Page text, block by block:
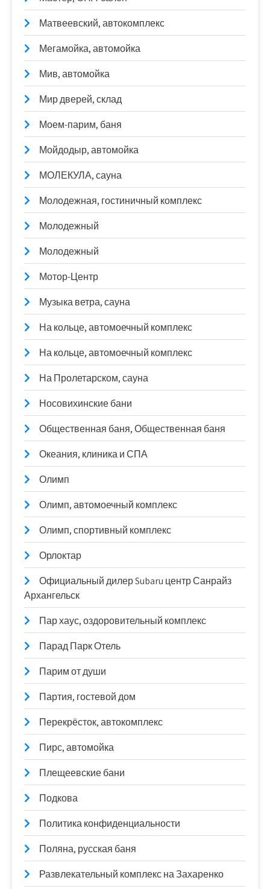
Матвеевский, автокомплекс
Мегамойка, автомойка
Мив, автомойка
Мир дверей, склад
Моем-парим, баня
Мойдодыр, автомойка
МОЛЕКУЛА, сауна
Молодежная, гостиничный комплекс
Молодежный
Молодежный
Мотор-Центр
Музыка ветра, сауна
На кольце, автомоечный комплекс
На кольце, автомоечный комплекс
На Пролетарском, сауна
Носовихинские бани
Общественная баня, Общественная баня
Океания, клиника и СПА
Олимп
Олимп, автомоечный комплекс
Олимп, спортивный комплекс
Орлоктар
Официальный дилер Subaru центр Санрайз
Архангельск
Пар хаус, оздоровительный комплекс
Парад Парк Отель
Парим от души
Партия, гостевой дом
Перекрёсток, автокомплекс
Пирс, автомойка
Плещеевские бани
Подкова
Политика конфиденциальности
Поляна, русская баня
Развлекательный комплекс на Захаренко